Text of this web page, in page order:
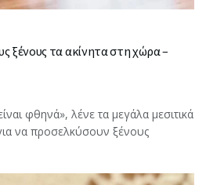
ξένους τα ακίνητα στη χώρα –
φθηνά», λένε τα μεγάλα μεσιτικά
να προσελκύσουν ξένους